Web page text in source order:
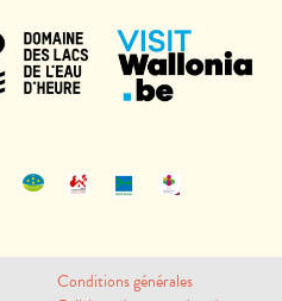
Conditions générales